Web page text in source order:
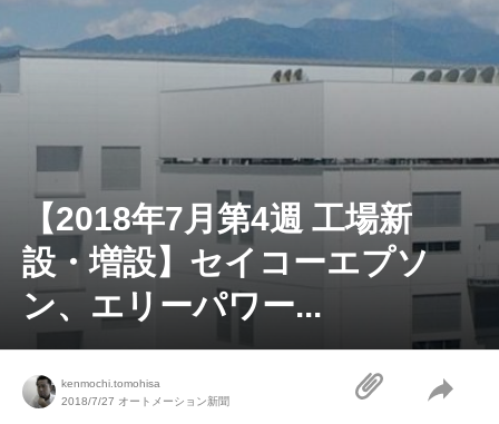
【2018年7月第4週 工場新
設・増設】セイコーエプソ
ン、エリーパワー...
kenmochi.tomohisa
2018/7/27 オートメーション新聞